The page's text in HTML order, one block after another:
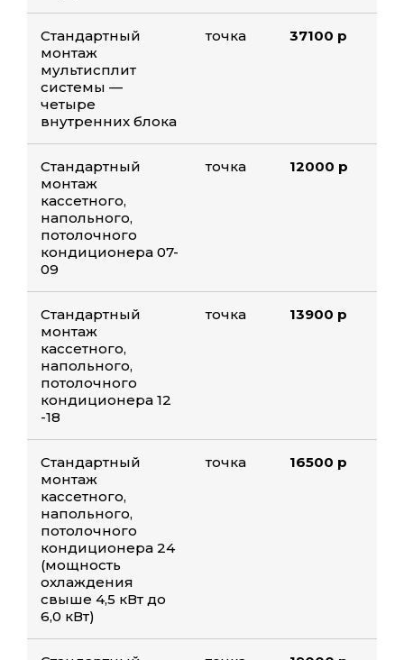
Стандартный
монтаж
мультисплит
системы —
четыре
внутренних блока
точка 37100 р
Стандартный
монтаж
кассетного,
напольного,
потолочного
кондиционера 07-
09
точка 12000 р
Стандартный
монтаж
кассетного,
напольного,
потолочного
кондиционера 12
-18
точка 13900 р
Стандартный
монтаж
кассетного,
напольного,
потолочного
кондиционера 24
(мощность
охлаждения
свыше 4,5 кВт до
6,0 кВт)
точка 16500 р